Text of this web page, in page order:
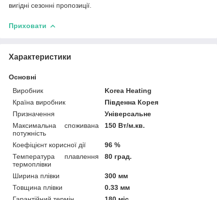
вигідні сезонні пропозиції.
Приховати
Характеристики
Основні
Виробник
Korea Heating
Країна виробник
Південна Корея
Призначення
Універсальне
Максимальна споживана
потужність
150 Вт/м.кв.
Коефіцієнт корисної дії
96 %
Температура плавлення
термоплівки
80 град.
Ширина плівки
300 мм
Товщина плівки
0.33 мм